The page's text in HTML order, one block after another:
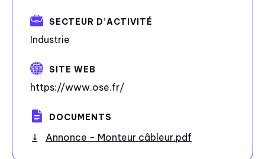
SECTEUR D’ACTIVITÉ
Industrie
SITE WEB
https://www.ose.fr/
DOCUMENTS
Annonce - Monteur câbleur.pdf